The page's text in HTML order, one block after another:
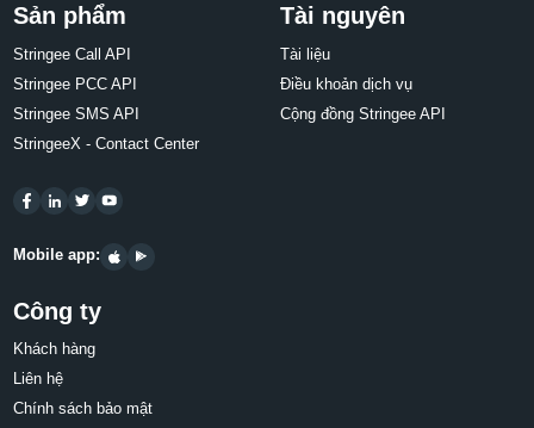
Sản phẩm
Stringee Call API
Stringee PCC API
Stringee SMS API
StringeeX - Contact Center
Mobile app:
Tài nguyên
Tài liệu
Điều khoản dịch vụ
Cộng đồng Stringee API
Công ty
Khách hàng
Liên hệ
Chính sách bảo mật